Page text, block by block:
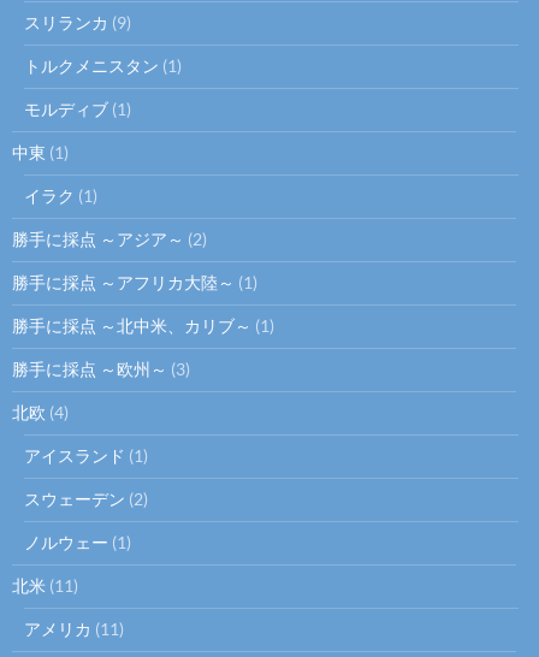
スリランカ (9)
トルクメニスタン (1)
モルディブ (1)
中東 (1)
イラク (1)
勝手に採点 ～アジア～ (2)
勝手に採点 ～アフリカ大陸～ (1)
勝手に採点 ～北中米、カリブ～ (1)
勝手に採点 ～欧州～ (3)
北欧 (4)
アイスランド (1)
スウェーデン (2)
ノルウェー (1)
北米 (11)
アメリカ (11)